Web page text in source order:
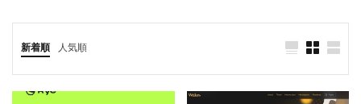
新着順 人気順